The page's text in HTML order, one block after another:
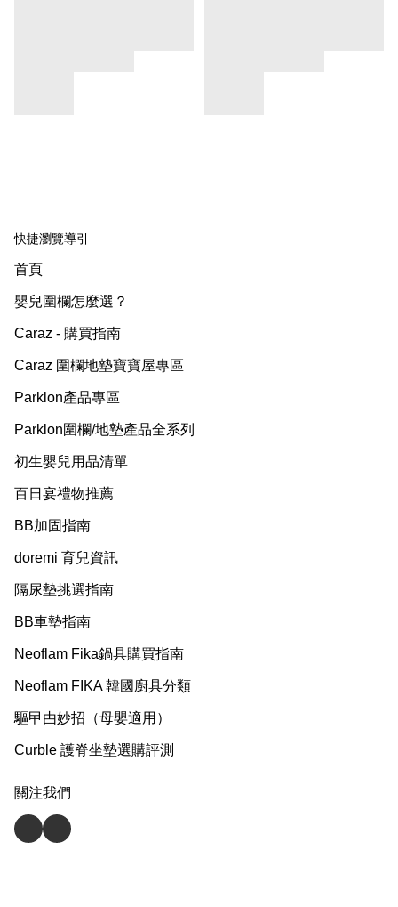
快捷瀏覽導引
首頁
嬰兒圍欄怎麼選？
Caraz - 購買指南
Caraz 圍欄地墊寶寶屋專區
Parklon產品專區
Parklon圍欄/地墊產品全系列
初生嬰兒用品清單
百日宴禮物推薦
BB加固指南
doremi 育兒資訊
隔尿墊挑選指南
BB車墊指南
Neoflam Fika鍋具購買指南
Neoflam FIKA 韓國廚具分類
驅曱甴妙招（母嬰適用）
Curble 護脊坐墊選購評測
關注我們